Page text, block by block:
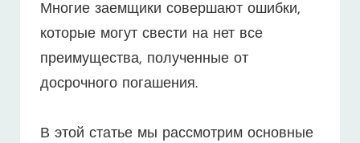
Многие заемщики совершают ошибки,
которые могут свести на нет все
преимущества, полученные от
досрочного погашения.
В этой статье мы рассмотрим основные